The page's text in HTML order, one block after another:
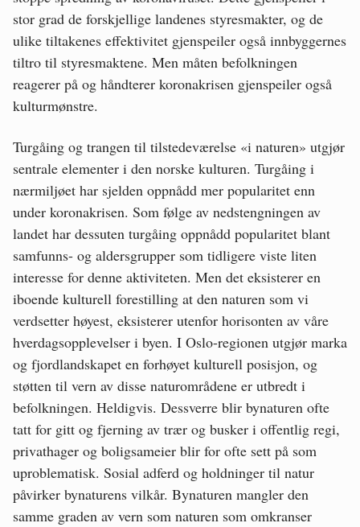
stor grad de forskjellige landenes styresmakter, og de
ulike tiltakenes effektivitet gjenspeiler også innbyggernes
tiltro til styresmaktene. Men måten befolkningen
reagerer på og håndterer koronakrisen gjenspeiler også
kulturmønstre.
Turgåing og trangen til tilstedeværelse «i naturen» utgjør
sentrale elementer i den norske kulturen. Turgåing i
nærmiljøet har sjelden oppnådd mer popularitet enn
under koronakrisen. Som følge av nedstengningen av
landet har dessuten turgåing oppnådd popularitet blant
samfunns- og aldersgrupper som tidligere viste liten
interesse for denne aktiviteten. Men det eksisterer en
iboende kulturell forestilling at den naturen som vi
verdsetter høyest, eksisterer utenfor horisonten av våre
hverdagsopplevelser i byen. I Oslo-regionen utgjør marka
og fjordlandskapet en forhøyet kulturell posisjon, og
støtten til vern av disse naturområdene er utbredt i
befolkningen. Heldigvis. Dessverre blir bynaturen ofte
tatt for gitt og fjerning av trær og busker i offentlig regi,
privathager og boligsameier blir for ofte sett på som
uproblematisk. Sosial adferd og holdninger til natur
påvirker bynaturens vilkår. Bynaturen mangler den
samme graden av vern som naturen som omkranser